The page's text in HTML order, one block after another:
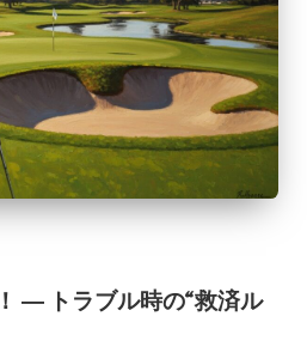
― トラブル時の“救済ル